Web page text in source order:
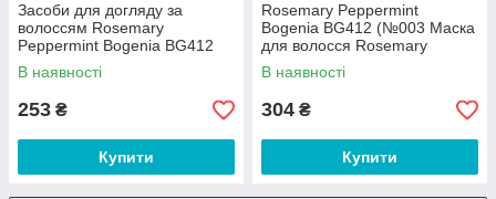
Засоби для догляду за
волоссям Rosemary
Peppermint Bogenia BG412
(№004 Сироватка для
волосся Rosemar
В наявності
253 ₴
Купити
Rosemary Peppermint
Bogenia BG412 (№003 Маска
для волосся Rosemary
Peppermint (300 мл) (48/1))
В наявності
304 ₴
Купити